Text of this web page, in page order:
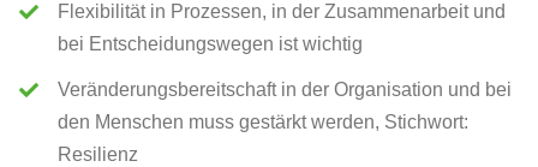
Flexibilität in Prozessen, in der Zusammenarbeit und
bei Entscheidungswegen ist wichtig
Veränderungsbereitschaft in der Organisation und bei
den Menschen muss gestärkt werden, Stichwort:
Resilienz